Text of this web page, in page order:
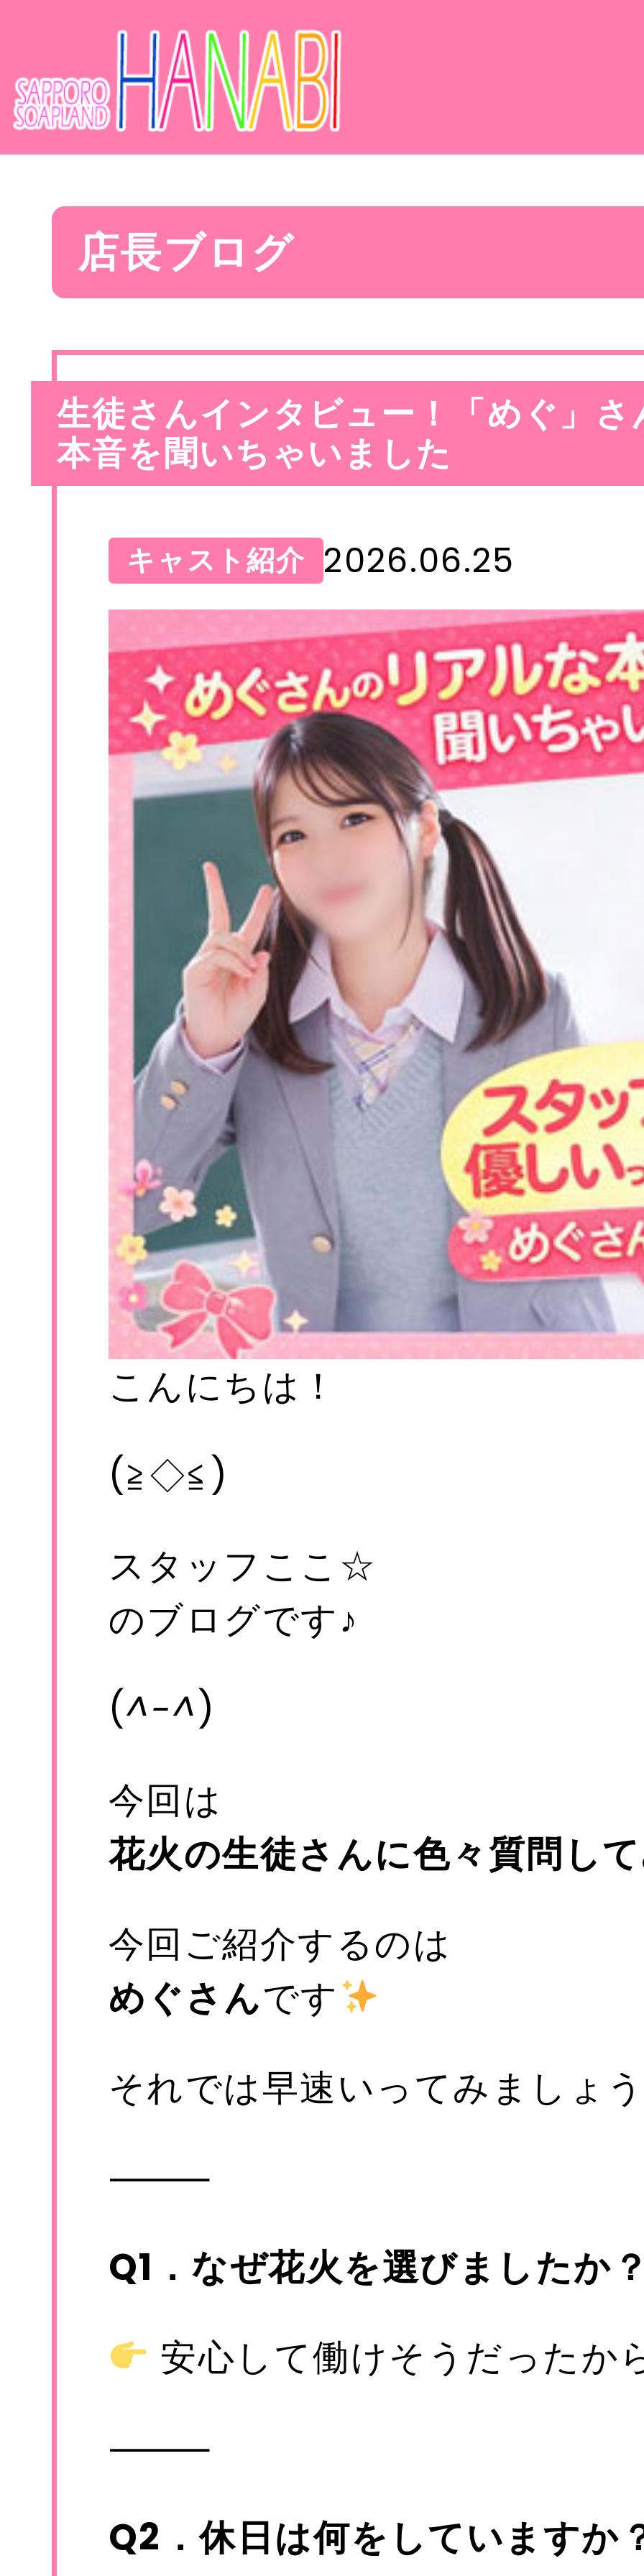
電話
メール
店長ブログ
生徒さんインタビュー！「めぐ」
本音を聞いちゃいました
キャスト紹介 2026.06.25
こんにちは！
(≧◇≦)
スタッフここ☆
のブログです♪
(^-^)
今回は
花火の生徒さんに色々質問し
今回ご紹介するのは
めぐさんです
それでは早速いってみましょ
⸻
Q1 ．なぜ花火を選びましたか
安心して働けそうだったか
⸻
Q2 ．休日は何をしていますか